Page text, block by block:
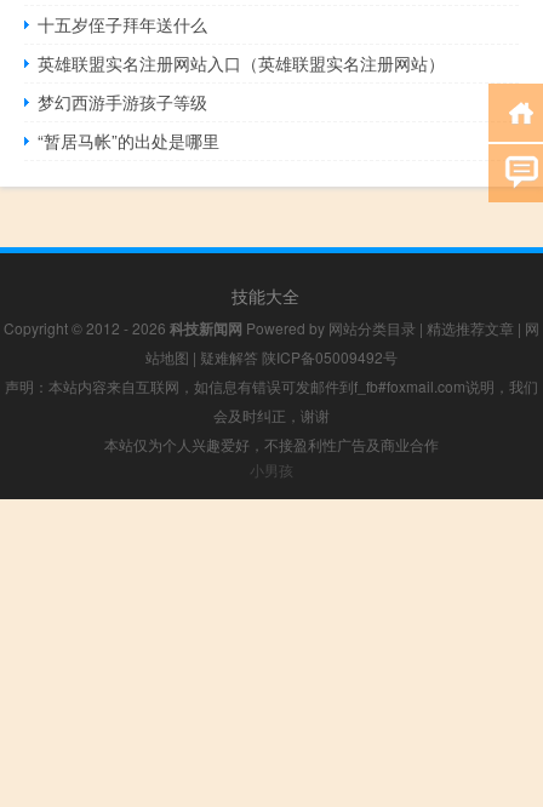
十五岁侄子拜年送什么
英雄联盟实名注册网站入口（英雄联盟实名注册网站）
梦幻西游手游孩子等级
“暂居马帐”的出处是哪里
技能大全
Copyright © 2012 - 2026 科技新闻网 Powered by 网站分类目录 | 精选推荐文章 | 网
站地图 | 疑难解答 陕ICP备05009492号
声明：本站内容来自互联网，如信息有错误可发邮件到f_fb#foxmail.com说明，我们
会及时纠正，谢谢
本站仅为个人兴趣爱好，不接盈利性广告及商业合作
小男孩